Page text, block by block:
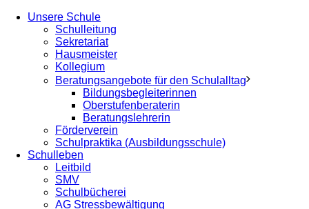
Unsere Schule
Schulleitung
Sekretariat
Hausmeister
Kollegium
Beratungsangebote für den Schulalltag
Bildungsbegleiterinnen
Oberstufenberaterin
Beratungslehrerin
Förderverein
Schulpraktika (Ausbildungsschule)
Schulleben
Leitbild
SMV
Schulbücherei
AG Stressbewältigung